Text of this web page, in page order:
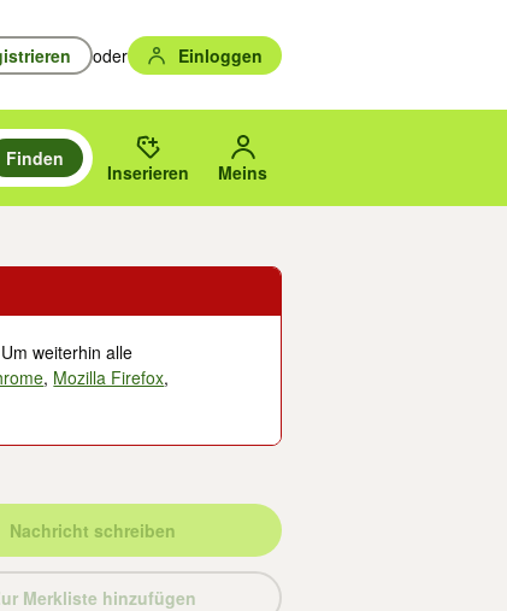
oder Einloggen
und mit Eingabetaste auswählen.
zu suchen, oder Vorschläge mit den Pfeiltasten nach oben/
Orts oder PLZ.
Finden
Inserieren Meins
weiterhin alle
, Mozilla Firefox,
Nachricht schreiben
Merkliste hinzufügen